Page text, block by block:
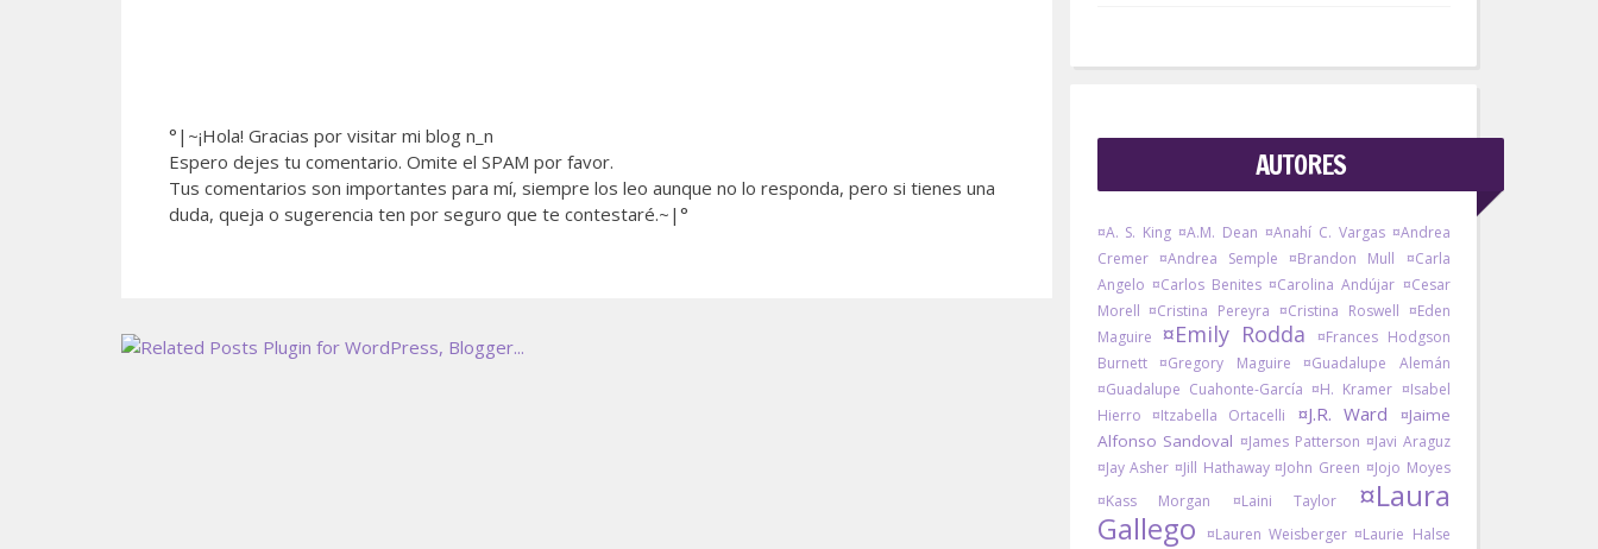
°|~¡Hola! Gracias por visitar mi blog n_n
Espero dejes tu comentario. Omite el SPAM por favor.
Tus comentarios son importantes para mí, siempre los leo aunque no lo responda, pero si tienes una
duda, queja o sugerencia ten por seguro que te contestaré.~|°
AUTORES
¤A. S. King ¤A.M. Dean ¤Anahí C. Vargas ¤Andrea
Cremer
¤Andrea Semple ¤Brandon Mull
¤Carla
Angelo ¤Carlos Benites ¤Carolina Andújar ¤Cesar
Morell ¤Cristina Pereyra ¤Cristina Roswell ¤Eden
Maguire ¤Emily Rodda
¤Frances Hodgson
Burnett
¤Gregory Maguire
¤Guadalupe Alemán
¤Guadalupe Cuahonte-García ¤H. Kramer ¤Isabel
Hierro
¤Itzabella Ortacelli ¤J.R. Ward
¤Jaime
Alfonso Sandoval ¤James Patterson ¤Javi Araguz
¤Jay Asher ¤Jill Hathaway ¤John Green ¤Jojo Moyes
¤Kass Morgan
¤Laini Taylor
¤Laura
Gallego
¤Lauren Weisberger ¤Laurie Halse